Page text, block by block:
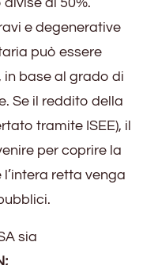
e degenerative
può essere
base al grado di
Se il reddito della
tramite ISEE), il
per coprire la
retta venga
sia